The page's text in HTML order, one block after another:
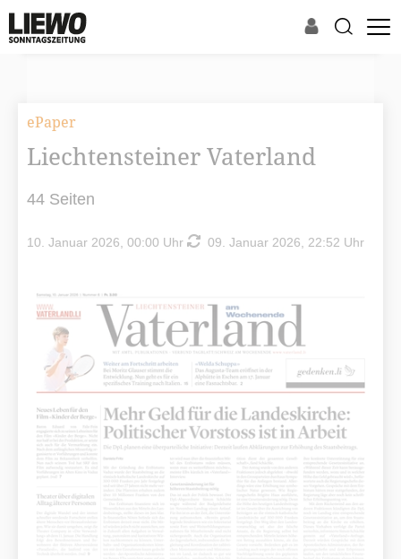
ePaper
Liechtensteiner Vaterland
44 Seiten
10. Januar 2026, 00:00 Uhr 09. Januar 2026, 22:52 Uhr